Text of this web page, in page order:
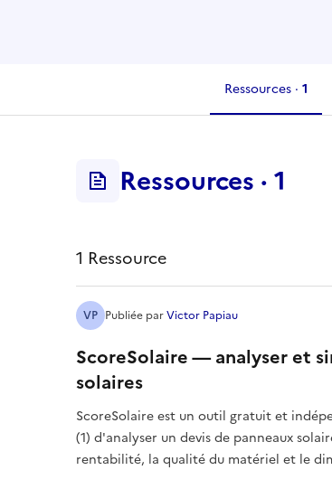
Ressources · 1
ressource
Ressources ·1
1 Ressource
ScoreSolaire — analyser et
solaires
ScoreSolaire est un outil gratuit et
(1) d'analyser un devis de panneaux
rentabilité, la qualité du matériel et le
VP Publiée parVictor Papiau